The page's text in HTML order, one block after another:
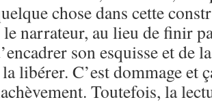
chose dans cette
narrateur, au lieu de finir
son esquisse et de
libérer. C’est dommage et
Toutefois, la